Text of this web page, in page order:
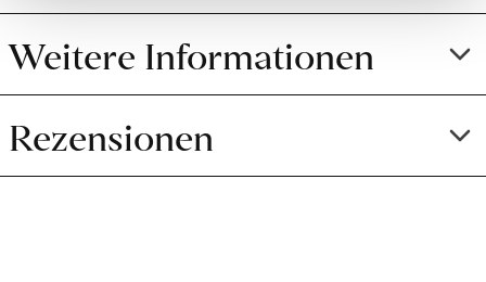
Weitere Informationen
Rezensionen